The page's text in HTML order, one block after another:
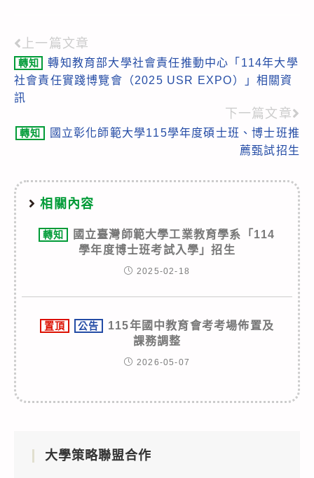
Read
more
articles
上一篇文章
轉知
轉知教育部大學社會責任推動中心「114年大學
社會責任實踐博覽會（2025 USR EXPO）」相關資
訊
下一篇文章
轉知
國立彰化師範大學115學年度碩士班、博士班推
薦甄試招生
相關內容
轉知
國立臺灣師範大學工業教育學系「114
學年度博士班考試入學」招生
2025-02-18
置頂 公告
115年國中教育會考考場佈置及
課務調整
2026-05-07
大學策略聯盟合作